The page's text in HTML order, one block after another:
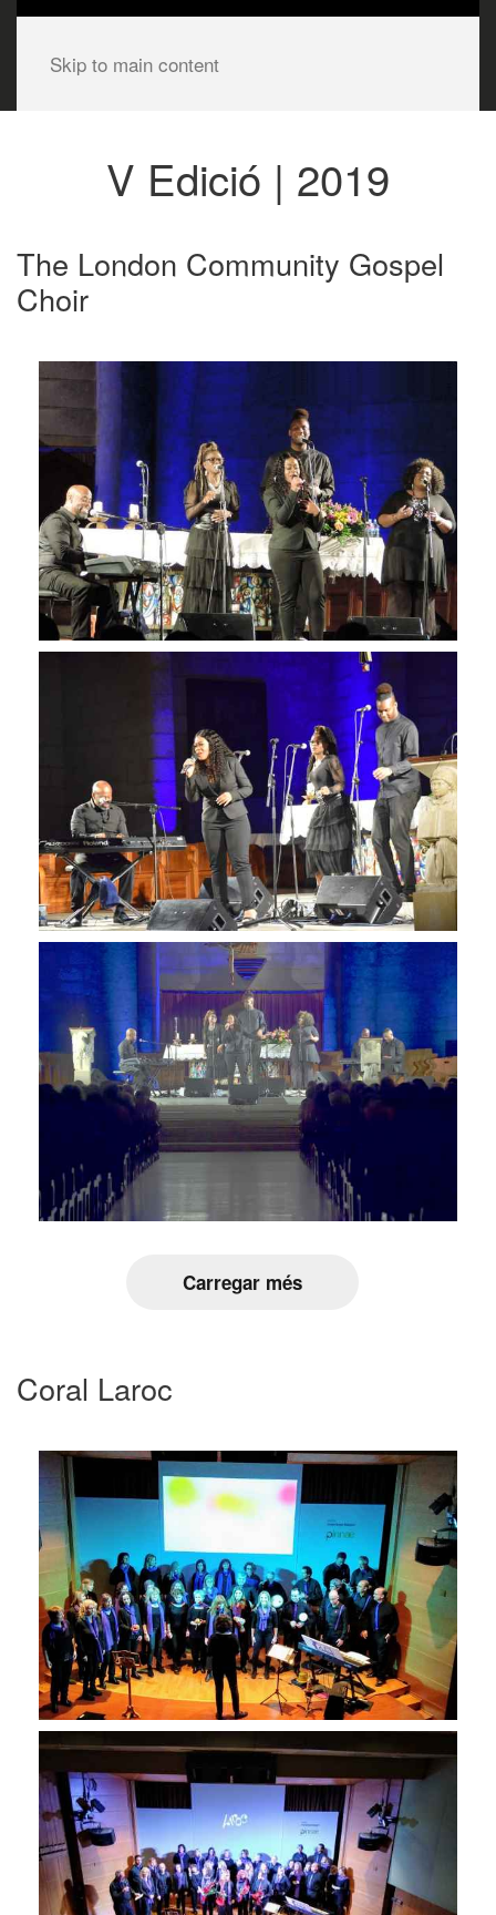
Skip to main content
V Edició | 2019
The London Community Gospel
Choir
Carregar més
Coral Laroc